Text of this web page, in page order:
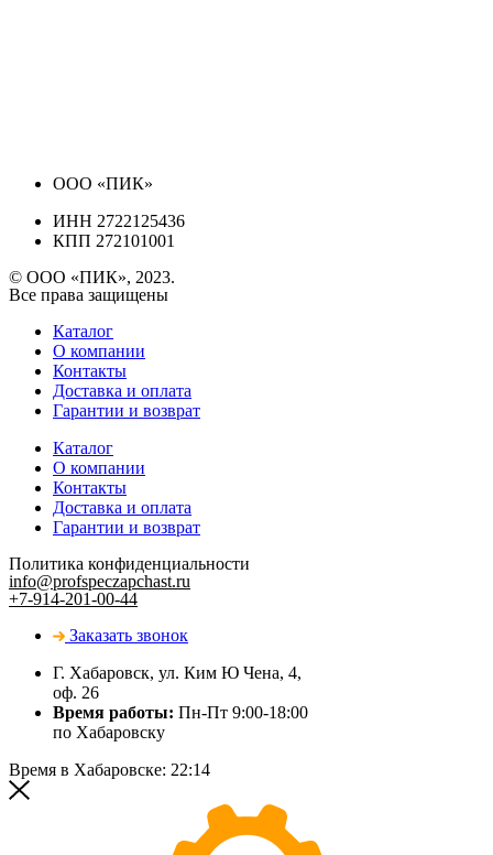
ООО «ПИК»
ИНН 2722125436
КПП 272101001
© ООО «ПИК», 2023.
Все права защищены
Каталог
О компании
Контакты
Доставка и оплата
Гарантии и возврат
Каталог
О компании
Контакты
Доставка и оплата
Гарантии и возврат
Политика конфиденциальности
info@profspeczapchast.ru
+7-914-201-00-44
Заказать звонок
Г. Хабаровск, ул. Ким Ю Чена, 4,
оф. 26
Время работы: Пн-Пт 9:00-18:00
по Хабаровску
Время в Хабаровске: 22:14